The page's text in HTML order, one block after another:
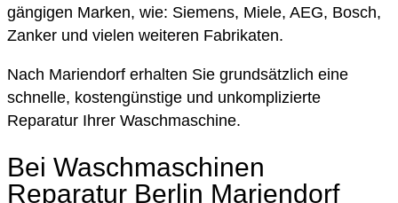
gängigen Marken, wie: Siemens, Miele, AEG, Bosch,
Zanker und vielen weiteren Fabrikaten.
Nach Mariendorf erhalten Sie grundsätzlich eine
schnelle, kostengünstige und unkomplizierte
Reparatur Ihrer Waschmaschine.
Bei Waschmaschinen
Reparatur Berlin Mariendorf